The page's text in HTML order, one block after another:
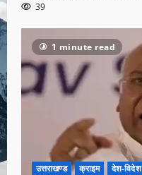
39
1 minute read
उत्तराखण्ड क्राइम देश-विदेश